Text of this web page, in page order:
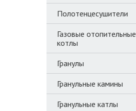
Полотенцесушители
Газовые отопительные
котлы
Гранулы
Гранульные камины
Гранульные катлы